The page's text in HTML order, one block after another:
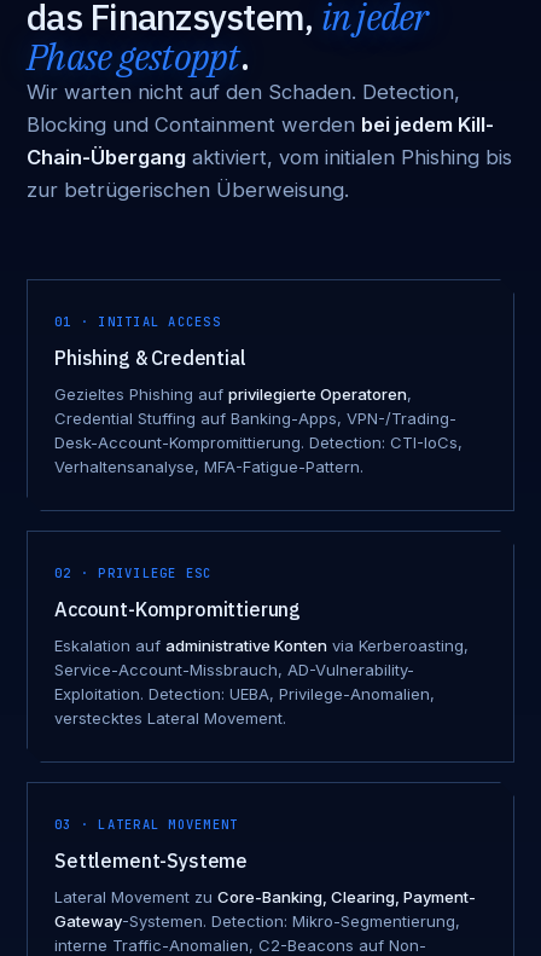
das Finanzsystem, in jeder
Phase gestoppt.
Wir warten nicht auf den Schaden. Detection,
Blocking und Containment werden bei jedem Kill-
Chain-Übergang aktiviert, vom initialen Phishing bis
zur betrügerischen Überweisung.
01 · INITIAL ACCESS
Phishing & Credential
Gezieltes Phishing auf privilegierte Operatoren,
Credential Stuffing auf Banking-Apps, VPN-/Trading-
Desk-Account-Kompromittierung. Detection: CTI-IoCs,
Verhaltensanalyse, MFA-Fatigue-Pattern.
02 · PRIVILEGE ESC
Account-Kompromittierung
Eskalation auf administrative Konten via Kerberoasting,
Service-Account-Missbrauch, AD-Vulnerability-
Exploitation. Detection: UEBA, Privilege-Anomalien,
verstecktes Lateral Movement.
03 · LATERAL MOVEMENT
Settlement-Systeme
Lateral Movement zu Core-Banking, Clearing, Payment-
Gateway-Systemen. Detection: Mikro-Segmentierung,
interne Traffic-Anomalien, C2-Beacons auf Non-